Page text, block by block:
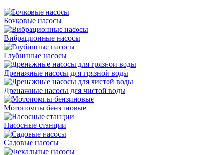
Бочковые насосы
Вибрационные насосы
Глубинные насосы
Дренажные насосы для грязной воды
Дренажные насосы для чистой воды
Мотопомпы бензиновые
Насосные станции
Садовые насосы